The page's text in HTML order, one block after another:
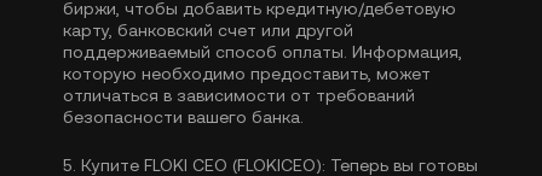
биржи, чтобы добавить кредитную/дебетовую
карту, банковский счет или другой
поддерживаемый способ оплаты. Информация,
которую необходимо предоставить, может
отличаться в зависимости от требований
безопасности вашего банка.
5. Купите FLOKI CEO (FLOKICEO): Теперь вы готовы